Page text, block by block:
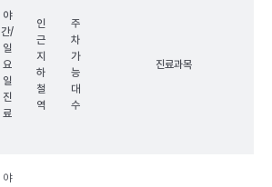
야
간/
일
요
일
진
료
인
근
지
하
철
역
주
차
가
능
대
수
진료과목
야